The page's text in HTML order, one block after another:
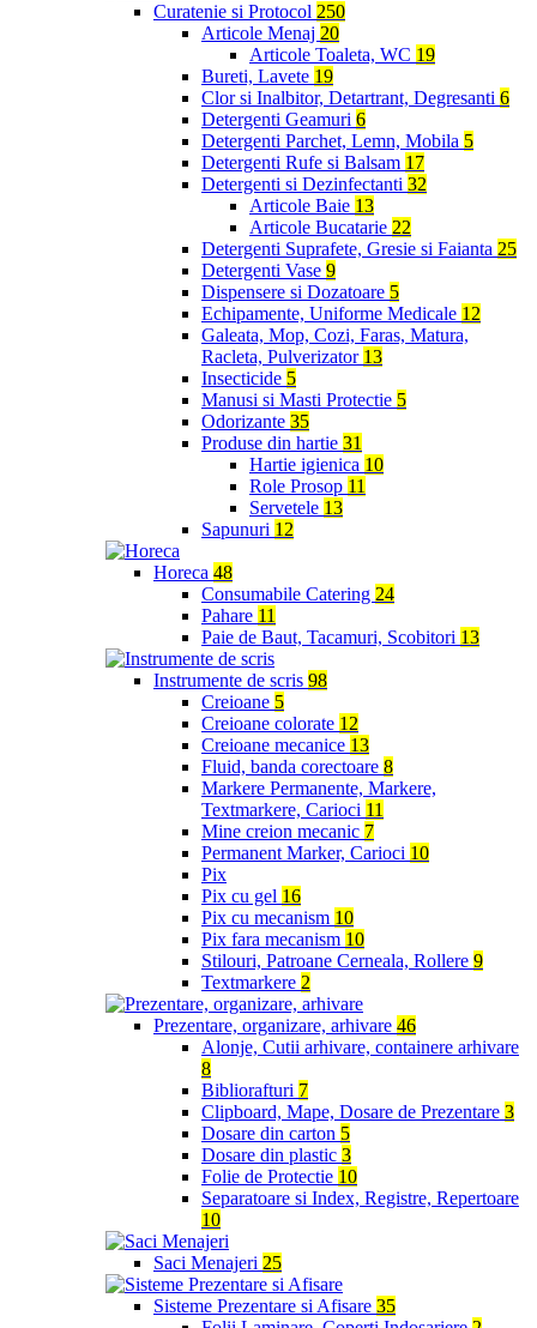
Curatenie si Protocol 250
Articole Menaj 20
Articole Toaleta, WC 19
Bureti, Lavete 19
Clor si Inalbitor, Detartrant, Degresanti 6
Detergenti Geamuri 6
Detergenti Parchet, Lemn, Mobila 5
Detergenti Rufe si Balsam 17
Detergenti si Dezinfectanti 32
Articole Baie 13
Articole Bucatarie 22
Detergenti Suprafete, Gresie si Faianta 25
Detergenti Vase 9
Dispensere si Dozatoare 5
Echipamente, Uniforme Medicale 12
Galeata, Mop, Cozi, Faras, Matura,
Racleta, Pulverizator 13
Insecticide 5
Manusi si Masti Protectie 5
Odorizante 35
Produse din hartie 31
Hartie igienica 10
Role Prosop 11
Servetele 13
Sapunuri 12
Horeca 48
Consumabile Catering 24
Pahare 11
Paie de Baut, Tacamuri, Scobitori 13
Instrumente de scris 98
Creioane 5
Creioane colorate 12
Creioane mecanice 13
Fluid, banda corectoare 8
Markere Permanente, Markere,
Textmarkere, Carioci 11
Mine creion mecanic 7
Permanent Marker, Carioci 10
Pix
Pix cu gel 16
Pix cu mecanism 10
Pix fara mecanism 10
Stilouri, Patroane Cerneala, Rollere 9
Textmarkere 2
Prezentare, organizare, arhivare 46
Alonje, Cutii arhivare, containere arhivare
8
Bibliorafturi 7
Clipboard, Mape, Dosare de Prezentare 3
Dosare din carton 5
Dosare din plastic 3
Folie de Protectie 10
Separatoare si Index, Registre, Repertoare
10
Saci Menajeri 25
Sisteme Prezentare si Afisare 35